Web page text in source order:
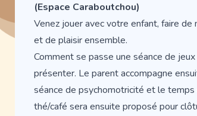
(Espace Caraboutchou)
Venez jouer avec votre enfant, faire
et de plaisir ensemble.
Comment se passe une séance de
présenter. Le parent accompagne
séance de psychomotricité et le temps
thé/café sera ensuite proposé pour